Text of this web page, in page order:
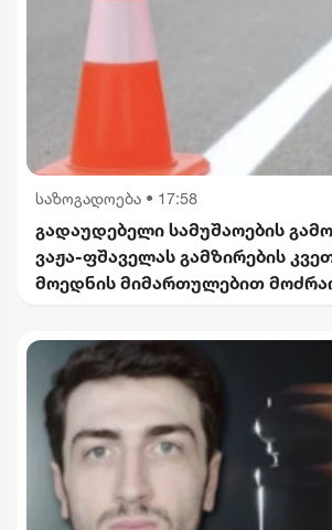
საზოგადოება • 17:58
გადაუდებელი სამუშაოების
ვაჟა-ფშაველას გამზირების
მოედნის მიმართულებით